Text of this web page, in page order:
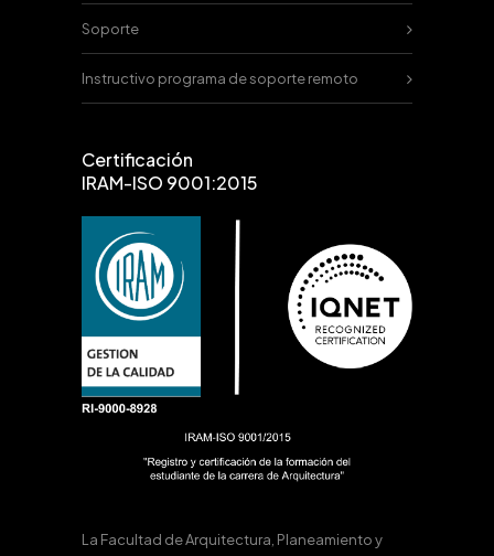
Soporte
Instructivo programa de soporte remoto
Certificación
IRAM-ISO 9001:2015
La Facultad de Arquitectura, Planeamiento y